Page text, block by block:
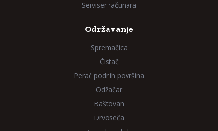
Serviser računara
Održavanje
Spremačica
Čistač
Perač podnih površina
Odžačar
Baštovan
Drvoseča